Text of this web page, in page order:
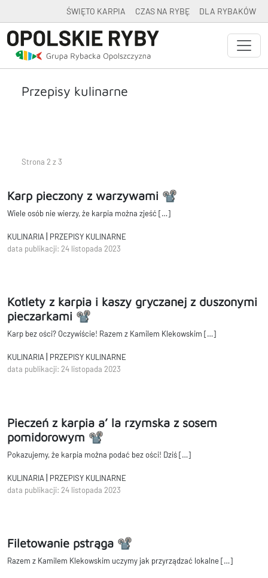
ŚWIĘTO KARPIA CZAS NA RYBĘ DLA RYBAKÓW
Przepisy kulinarne
Strona 2 z 3
Karp pieczony z warzywami 📽
Wiele osób nie wierzy, że karpia można zjeść […]
KULINARIA | PRZEPISY KULINARNE
data publikacji: 24 listopada 2023
Kotlety z karpia i kaszy gryczanej z duszonymi
pieczarkami 📽
Karp bez ości? Oczywiście! Razem z Kamilem Klekowskim […]
KULINARIA| PRZEPISY KULINARNE
data publikacji: 24 listopada 2023
Pieczeń z karpia a’ la rzymska z sosem
pomidorowym 📽
Pokazujemy, że karpia można podać bez ości! Dziś […]
KULINARIA | PRZEPISY KULINARNE
data publikacji: 24 listopada 2023
Filetowanie pstrąga 📽
Razem z Kamilem Klekowskim uczymy jak przyrządzać lokalne […]